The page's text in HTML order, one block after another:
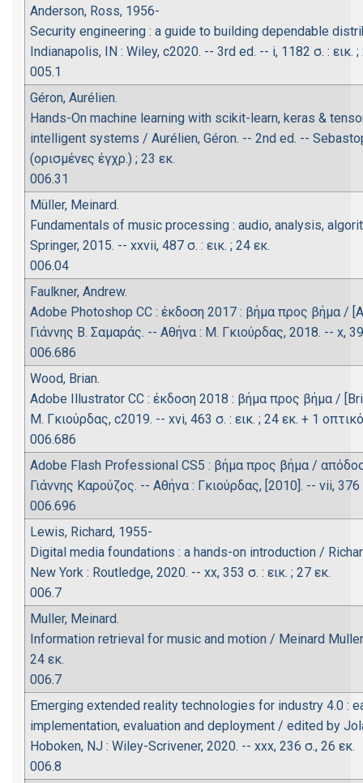
Anderson, Ross, 1956-
Security engineering : a guide to building dependable
Indianapolis, IN : Wiley, c2020. -- 3rd ed. -- i, 1182 σ. : εικ. ;
005.1
Géron, Aurélien.
Hands-On machine learning with scikit-learn, keras &
intelligent systems / Aurélien, Géron. -- 2nd ed. --
(ορισμένες έγχρ.) ; 23 εκ.
006.31
Müller, Meinard.
Fundamentals of music processing : audio, analysis,
Springer, 2015. -- xxvii, 487 σ. : εικ. ; 24 εκ.
006.04
Faulkner, Andrew.
Adobe Photoshop CC : έκδοση 2017 : βήμα προς βήμα /
Γιάννης Β. Σαμαράς. -- Αθήνα : Μ. Γκιούρδας, 2018. -- x,
006.686
Wood, Brian.
Adobe Illustrator CC : έκδοση 2018 : βήμα προς βήμα /
Μ. Γκιούρδας, c2019. -- xvi, 463 σ. : εικ. ; 24 εκ. + 1
006.686
Adobe Flash Professional CS5 : βήμα προς βήμα /
Γιάννης Καρούζος. -- Αθήνα : Γκιούρδας, [2010]. -- vii, 376
006.696
Lewis, Richard, 1955-
Digital media foundations : a hands-on introduction /
New York : Routledge, 2020. -- xx, 353 σ. : εικ. ; 27 εκ.
006.7
Muller, Meinard.
Information retrieval for music and motion / Meinard
24 εκ.
006.7
Emerging extended reality technologies for industry 4.0 :
implementation, evaluation and deployment / edited by
Hoboken, NJ : Wiley-Scrivener, 2020. -- xxx, 236 σ., 26 εκ.
006.8